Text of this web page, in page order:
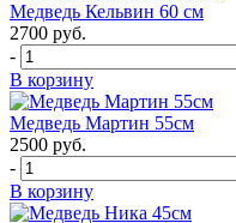
Медведь Кельвин 60 см
2700 руб.
-
В корзину
Медведь Мартин 55см
2500 руб.
-
В корзину